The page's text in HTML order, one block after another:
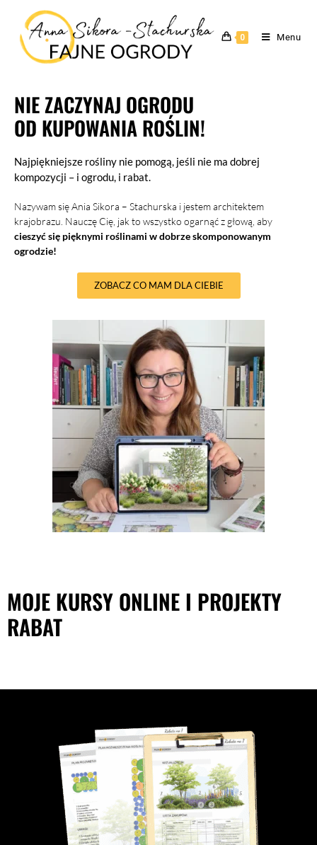
0 Menu
NIE ZACZYNAJ OGRODU
OD KUPOWANIA ROŚLIN!
Najpiękniejsze rośliny nie pomogą, jeśli nie ma dobrej
kompozycji – i ogrodu, i rabat.
Nazywam się Ania Sikora – Stachurska i jestem architektem
krajobrazu. Nauczę Cię, jak to wszystko ogarnąć z głową, aby
cieszyć się pięknymi roślinami w dobrze skomponowanym
ogrodzie!
ZOBACZ CO MAM DLA CIEBIE
MOJE KURSY ONLINE I PROJEKTY
RABAT